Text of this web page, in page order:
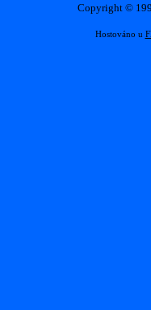
Copyright ©
Hostováno u